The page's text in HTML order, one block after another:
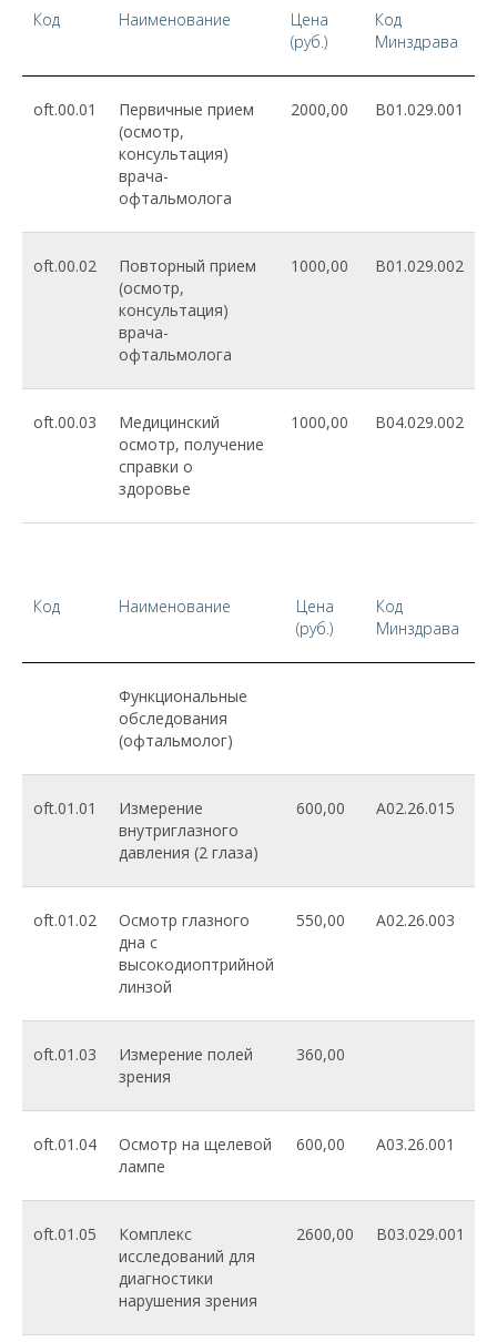
Код Наименование
Цена
(руб.)
Код
Минздрава
oft.00.01
Первичные прием
(осмотр,
консультация)
врача-
офтальмолога
2000,00 B01.029.001
oft.00.02
Повторный прием
(осмотр,
консультация)
врача-
офтальмолога
1000,00 B01.029.002
oft.00.03
Медицинский
осмотр, получение
справки о
здоровье
1000,00 B04.029.002
Код Наименование
Цена
(руб.)
Код
Минздрава
Функциональные
обследования
(офтальмолог)
oft.01.01
Измерение
внутриглазного
давления (2 глаза)
600,00 A02.26.015
oft.01.02
Осмотр глазного
дна с
высокодиоптрийной
линзой
550,00 A02.26.003
oft.01.03
Измерение полей
зрения
360,00
oft.01.04
Осмотр на щелевой
лампе
600,00 A03.26.001
oft.01.05
Комплекс
исследований для
диагностики
нарушения зрения
2600,00 B03.029.001